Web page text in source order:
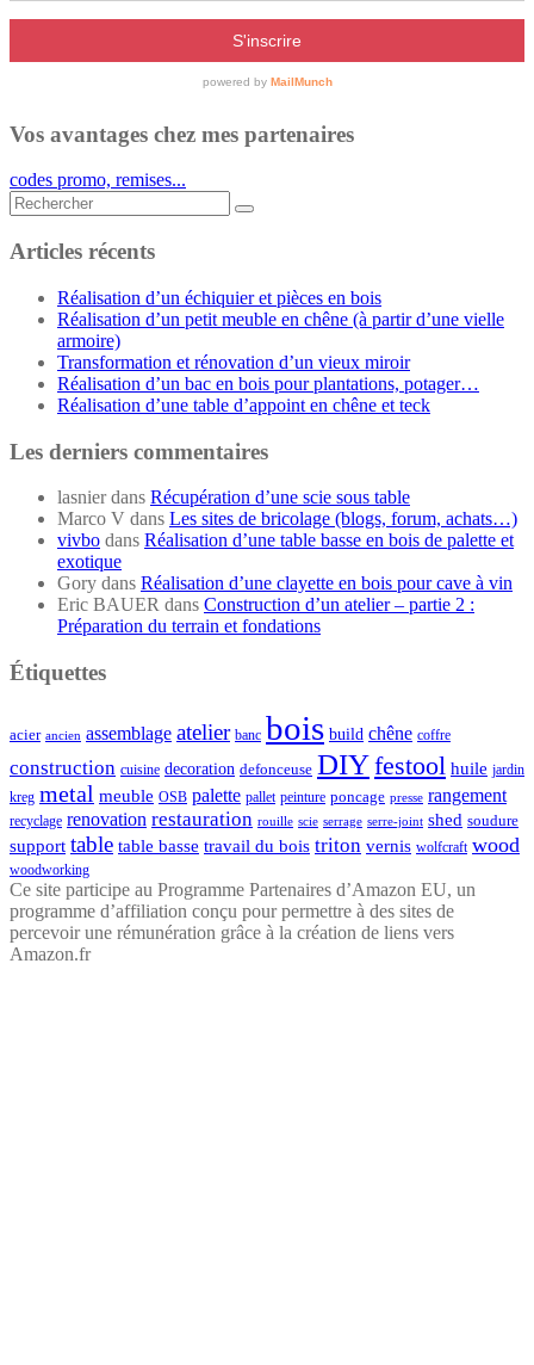
Vos avantages chez mes partenaires
codes promo, remises...
Rechercher...
Articles récents
Réalisation d’un échiquier et pièces en bois
Réalisation d’un petit meuble en chêne (à partir d’une vielle
armoire)
Transformation et rénovation d’un vieux miroir
Réalisation d’un bac en bois pour plantations, potager…
Réalisation d’une table d’appoint en chêne et teck
Les derniers commentaires
lasnierdans Récupération d’une scie sous table
Marco V dans Les sites de bricolage (blogs, forum, achats…)
vivbo dans Réalisation d’une table basse en bois de palette et
exotique
Gory dans Réalisation d’une clayette en bois pour cave à vin
Eric BAUER dans Construction d’un atelier – partie 2 :
Préparation du terrain et fondations
Étiquettes
acier ancien assemblage atelier banc bois build chêne coffre
construction cuisine decoration defonceuse DIYfestool huile jardin
kreg metal meuble OSB palette pallet peinture poncage presse rangement
recyclage renovation restauration rouille scie serrage serre-joint shed soudure
support table table basse travail du bois triton vernis wolfcraft wood
woodworking
Ce site participe au Programme Partenaires d’Amazon EU, un
programme d’affiliation conçu pour permettre à des sites de
percevoir une rémunération grâce à la création de liens vers
Amazon.fr